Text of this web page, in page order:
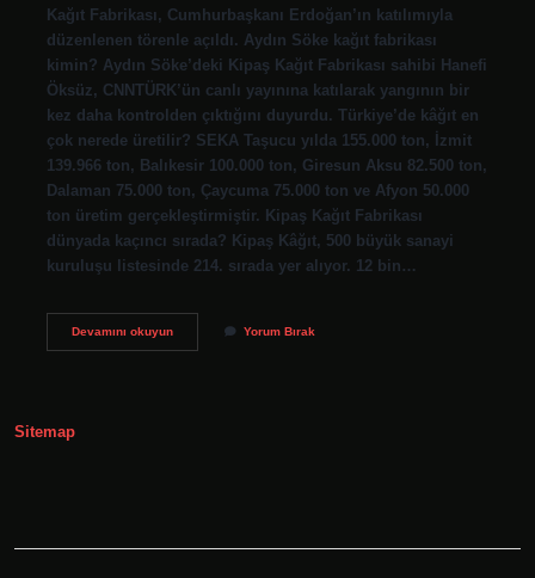
Kağıt Fabrikası, Cumhurbaşkanı Erdoğan’ın katılımıyla
düzenlenen törenle açıldı. Aydın Söke kağıt fabrikası
kimin? Aydın Söke’deki Kipaş Kağıt Fabrikası sahibi Hanefi
Öksüz, CNNTÜRK’ün canlı yayınına katılarak yangının bir
kez daha kontrolden çıktığını duyurdu. Türkiye’de kâğıt en
çok nerede üretilir? SEKA Taşucu yılda 155.000 ton, İzmit
139.966 ton, Balıkesir 100.000 ton, Giresun Aksu 82.500 ton,
Dalaman 75.000 ton, Çaycuma 75.000 ton ve Afyon 50.000
ton üretim gerçekleştirmiştir. Kipaş Kağıt Fabrikası
dünyada kaçıncı sırada? Kipaş Kâğıt, 500 büyük sanayi
kuruluşu listesinde 214. sırada yer alıyor. 12 bin…
Devamını okuyunTürkiyenin
Yorum Bırak
Sitemap